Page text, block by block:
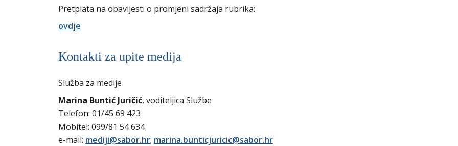
Pretplata na obavijesti o promjeni sadržaja rubrika:
ovdje
Kontakti za upite medija
Služba za medije
Marina Buntić Juričić, voditeljica Službe
Telefon: 01/45 69 423
Mobitel: 099/81 54 634
e-mail: mediji@sabor.hr; marina.bunticjuricic@sabor.hr